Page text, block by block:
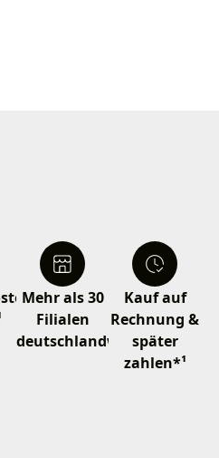
Mehr als 30
Filialen
deutschlandweit
Kauf auf
Rechnung &
später
zahlen*¹